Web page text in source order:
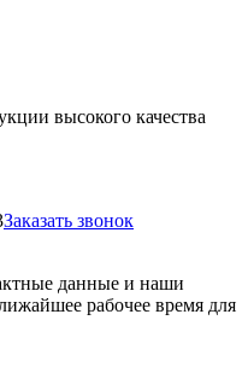
высокого качества
Заказать звонок
данные и наши
рабочее время для